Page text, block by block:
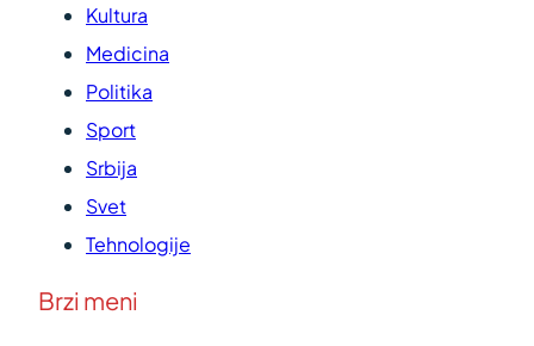
Kultura
Medicina
Politika
Sport
Srbija
Svet
Tehnologije
Brzi meni